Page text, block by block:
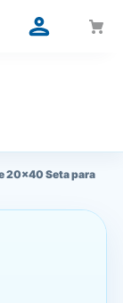
20x40 Seta para